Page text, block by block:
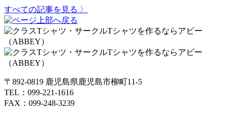
すべての記事を見る 〉
〒892-0819 鹿児島県鹿児島市柳町11-5
TEL：099-221-1616
FAX：099-248-3239